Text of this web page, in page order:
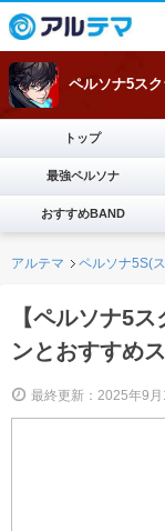
ペルソナ5ス
トップ
最強ペルソナ
おすすめBAND
アルテマ ペルソナ5S(
【ペルソナ5
ンとおすすめ
最終更新：2025年9月